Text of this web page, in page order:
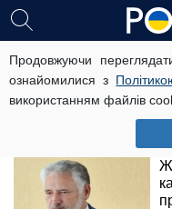
Продовжуючи
ознайомилися з
використанням файлів